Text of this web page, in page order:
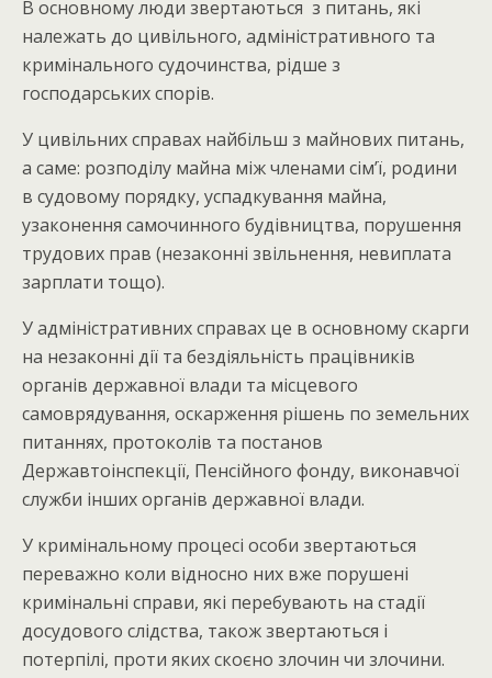
В основному люди звертаються з питань, які
належать до цивільного, адміністративного та
кримінального судочинства, рідше з
господарських спорів.
У цивільних справах найбільш з майнових питань,
а саме: розподілу майна між членами сім’ї, родини
в судовому порядку, успадкування майна,
узаконення самочинного будівництва, порушення
трудових прав (незаконні звільнення, невиплата
зарплати тощо).
У адміністративних справах це в основному скарги
на незаконні дії та бездіяльність працівників
органів державної влади та місцевого
самоврядування, оскарження рішень по земельних
питаннях, протоколів та постанов
Державтоінспекції, Пенсійного фонду, виконавчої
служби інших органів державної влади.
У кримінальному процесі особи звертаються
переважно коли відносно них вже порушені
кримінальні справи, які перебувають на стадії
досудового слідства, також звертаються і
потерпілі, проти яких скоєно злочин чи злочини.